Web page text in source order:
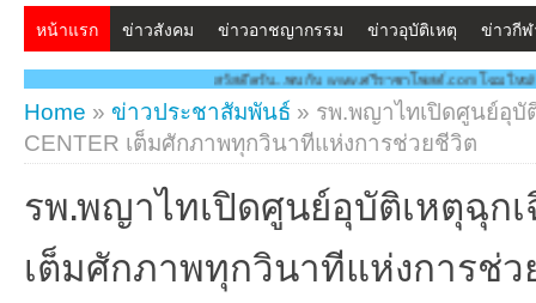
หน้าแรก ข่าวสังคม ข่าวอาชญากรรม ข่าวอุบัติเหตุ ข่าวกี
สวัสดีครับ...พบกับ www.ศรีราชาโพสต์.com โฉมใหม่!! "สร้างสรรค์ ดูแลกัน
Home » ข่าวประชาสัมพันธ์ » รพ.พญาไทเปิดศูนย์อุบั
CENTER เต็มศักภาพทุกวินาทีแห่งการช่วยชีวิต
รพ.พญาไทเปิดศูนย์อุบัติเหตุฉุกเฉิน
เต็มศักภาพทุกวินาทีแห่งการช่